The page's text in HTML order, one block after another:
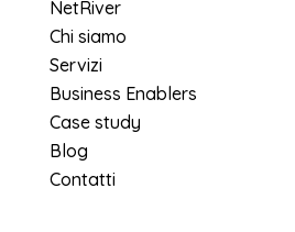
NetRiver
Chi siamo
Servizi
Business Enablers
Case study
Blog
Contatti